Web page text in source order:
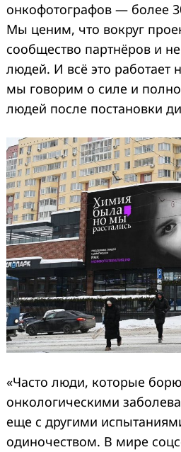
онкофотографов — более
Мы ценим, что вокруг
сообщество партнёров и
людей. И всё это
мы говорим о силе и
людей после постановки
«Часто люди, которые
онкологическими
еще с другими
одиночеством. В мире